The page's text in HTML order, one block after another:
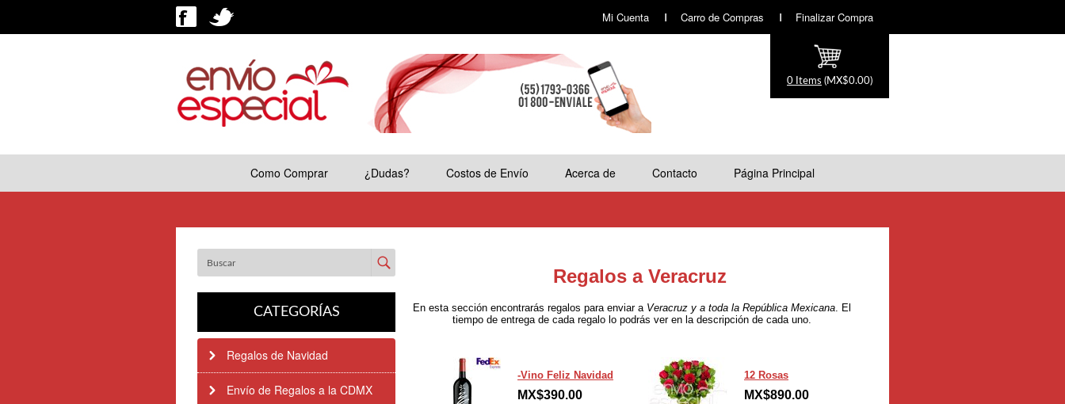
Mi Cuenta Carro de Compras Finalizar Compra
0 Items (MX$0.00)
Como Comprar ¿Dudas? Costos de Envío Acerca de Contacto Página Principal
CATEGORÍAS
Regalos de Navidad
Envío de Regalos a la CDMX
Regalos a Veracruz
En esta sección encontrarás regalos para enviar aVeracruz y a toda la República Mexicana. El
tiempo de entrega de cada regalo lo podrás ver en la descripción de cada uno.
-Vino Feliz Navidad
MX$390.00
12 Rosas
MX$890.00